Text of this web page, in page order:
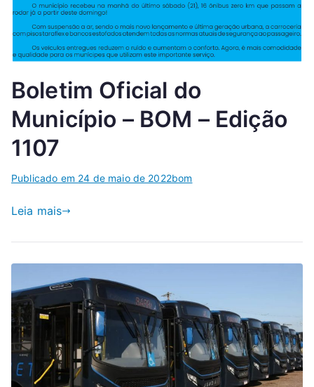
Boletim Oficial do
Município – BOM – Edição
1107
Publicado em 24 de maio de 2022bom
Leia mais